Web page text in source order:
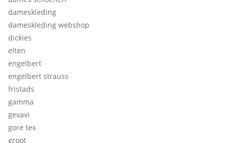
dameskleding
dameskleding webshop
dickies
elten
engelbert
engelbert strauss
fristads
gamma
gevavi
gore tex
groot